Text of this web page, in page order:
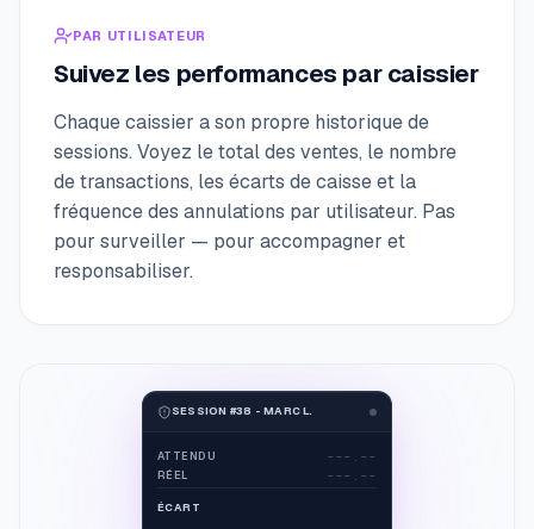
PAR UTILISATEUR
Suivez les performances par caissier
Chaque caissier a son propre historique de
sessions. Voyez le total des ventes, le nombre
de transactions, les écarts de caisse et la
fréquence des annulations par utilisateur. Pas
pour surveiller — pour accompagner et
responsabiliser.
SESSION #38 - MARC L.
ATTENDU ---.--
RÉEL ---.--
ÉCART